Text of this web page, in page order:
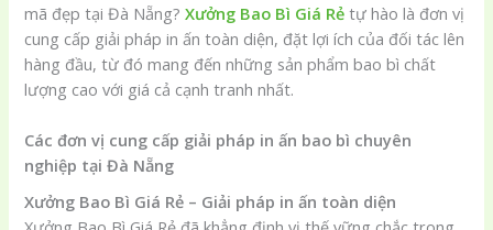
mã đẹp tại Đà Nẵng?Xưởng Bao Bì Giá Rẻ tự hào là đơn vị
cung cấp giải pháp in ấn toàn diện, đặt lợi ích của đối tác lên
hàng đầu, từ đó mang đến những sản phẩm bao bì chất
lượng cao với giá cả cạnh tranh nhất.
Các đơn vị cung cấp giải pháp in ấn bao bì chuyên
nghiệp tại Đà Nẵng
Xưởng Bao Bì Giá Rẻ – Giải pháp in ấn toàn diện